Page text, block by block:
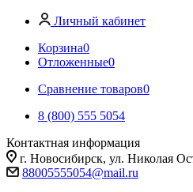
Личный кабинет
Корзина0
Отложенные0
Сравнение товаров0
8 (800) 555 5054
Контактная информация
г. Новосибирск, ул. Николая
88005555054@mail.ru